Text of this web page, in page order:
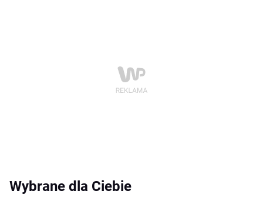
Wybrane dla Ciebie